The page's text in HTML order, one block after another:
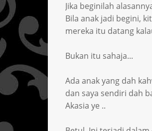
Jika beginilah
Bila anak jadi begini,
mereka itu datang
Bukan itu sahaja...
Ada anak yang dah
dan saya sendiri dah
Akasia ye ..